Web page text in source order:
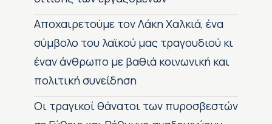
Αποχαιρετούμε τον Λάκη Χαλκιά, ένα
σύμβολο του λαϊκού μας τραγουδιού κι
έναν άνθρωπο με βαθιά κοινωνική και
πολιτική συνείδηση
Οι τραγικοί θάνατοι των πυροσβεστών